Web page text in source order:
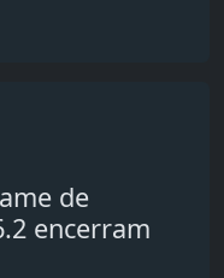
de
encerram